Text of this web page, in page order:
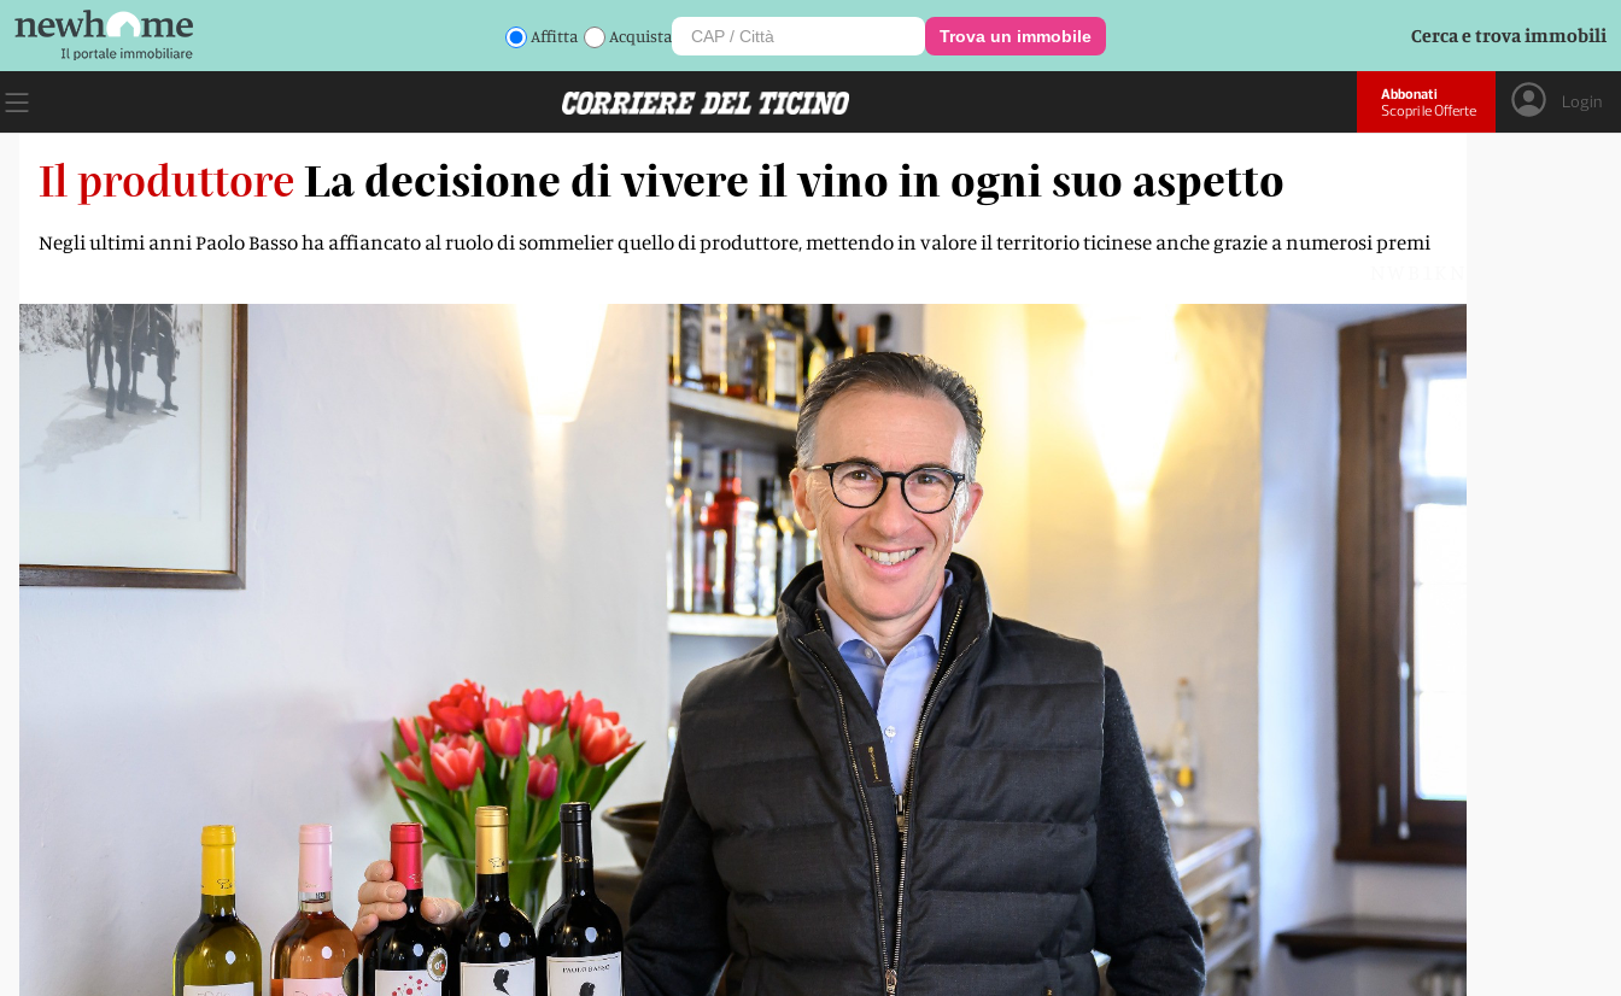
Affitta Acquista Trova un immobile Cerca e trova immobili
Abbonati
Scopri le Offerte
Login
Il produttore La decisione di vivere il vino in ogni suo aspetto
Negli ultimi anni Paolo Basso ha affiancato al ruolo di sommelier quello di produttore, mettendo in valore il territorio ticinese anche grazie a numerosi premi